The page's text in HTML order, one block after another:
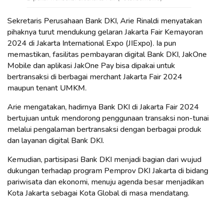
Sekretaris Perusahaan Bank DKI, Arie Rinaldi menyatakan
pihaknya turut mendukung gelaran Jakarta Fair Kemayoran
2024 di Jakarta International Expo (JIExpo). Ia pun
memastikan, fasilitas pembayaran digital Bank DKI, JakOne
Mobile dan aplikasi JakOne Pay bisa dipakai untuk
bertransaksi di berbagai merchant Jakarta Fair 2024
maupun tenant UMKM.
Arie mengatakan, hadirnya Bank DKI di Jakarta Fair 2024
bertujuan untuk mendorong penggunaan transaksi non-tunai
melalui pengalaman bertransaksi dengan berbagai produk
dan layanan digital Bank DKI.
Kemudian, partisipasi Bank DKI menjadi bagian dari wujud
dukungan terhadap program Pemprov DKI Jakarta di bidang
pariwisata dan ekonomi, menuju agenda besar menjadikan
Kota Jakarta sebagai Kota Global di masa mendatang.